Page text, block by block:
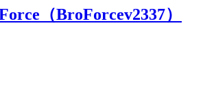
（BroForcev2337）